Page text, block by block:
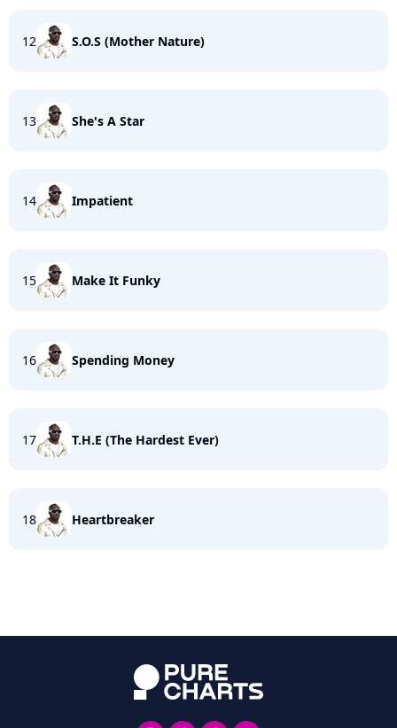
12 S.O.S (Mother Nature)
13 She's A Star
14 Impatient
15 Make It Funky
16 Spending Money
17 T.H.E (The Hardest Ever)
18 Heartbreaker